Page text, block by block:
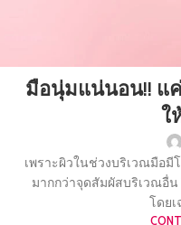
มือนุ่มแน่นอน!! แ
ใ
เพราะผิวในช่วงบริเวณมือมี
มากกว่าจุดสัมผัสบริเวณอื่น
โดยเ